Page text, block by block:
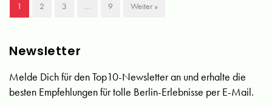
1 2 3 … 9 Weiter »
Newsletter
Melde Dich für den Top10-Newsletter an und erhalte die
besten Empfehlungen für tolle Berlin-Erlebnisse per E-Mail.